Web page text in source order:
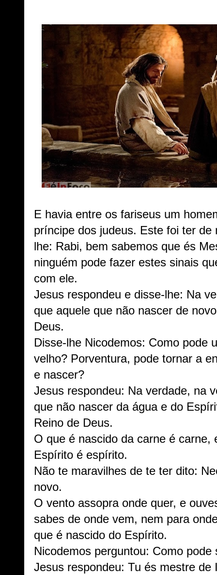
E havia entre os fariseus um
príncipe dos judeus. Este foi ter de
lhe: Rabi, bem sabemos que és
ninguém pode fazer estes sinais
com ele.
Jesus respondeu e disse-lhe: Na
que aquele que não nascer de
Deus.
Disse-lhe Nicodemos: Como pode
velho? Porventura, pode tornar a
e nascer?
Jesus respondeu: Na verdade, na
que não nascer da água e do
Reino de Deus.
O que é nascido da carne é carne,
Espírito é espírito.
Não te maravilhes de te ter dito:
novo.
O vento assopra onde quer, e
sabes de onde vem, nem para
que é nascido do Espírito.
Nicodemos perguntou: Como
Jesus respondeu: Tu és mestre